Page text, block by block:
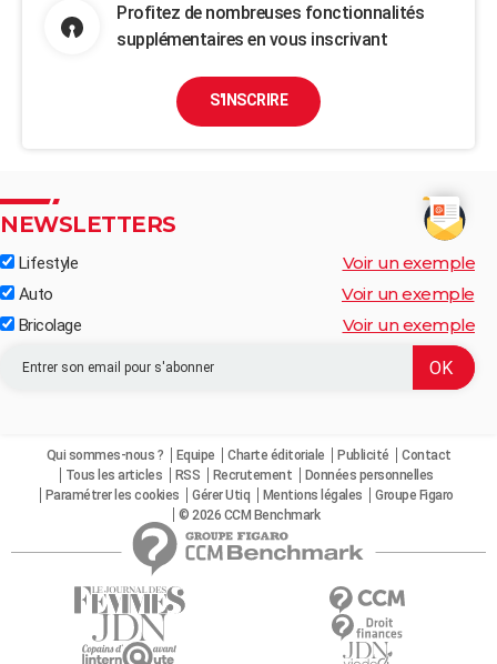
Profitez de nombreuses fonctionnalités
supplémentaires en vous inscrivant
S'INSCRIRE
NEWSLETTERS
Lifestyle Voir un exemple
Auto Voir un exemple
Bricolage Voir un exemple
Qui sommes-nous ? Equipe Charte éditoriale Publicité
Contact
Tous les articles
RSS Recrutement
Données personnelles
Paramétrer les cookies
Gérer Utiq Mentions légales
Groupe Figaro
© 2026 CCM Benchmark